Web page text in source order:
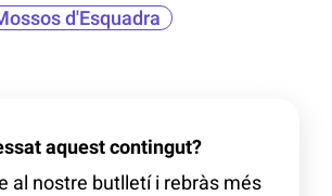
d'Esquadra
aquest contingut?
al nostre butlletí i rebràs més